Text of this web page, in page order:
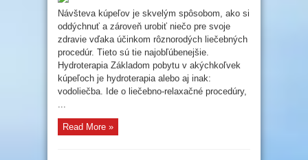
ktoré
vrátia
vášmu
rovnováhu
Návšteva kúpeľov je skvelým spôsobom, ako si
oddýchnuť a zároveň urobiť niečo pre svoje
zdravie vďaka účinkom rôznorodých liečebných
procedúr. Tieto sú tie najobľúbenejšie.
Hydroterapia Základom pobytu v akýchkoľvek
kúpeľoch je hydroterapia alebo aj inak:
vodoliečba. Ide o liečebno-relaxačné procedúry,
...
Read More »